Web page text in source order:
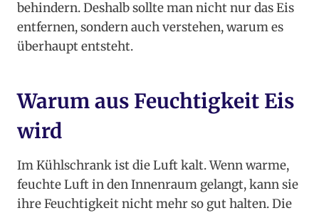
behindern. Deshalb sollte man nicht nur das Eis
entfernen, sondern auch verstehen, warum es
überhaupt entsteht.
Warum aus Feuchtigkeit Eis
wird
Im Kühlschrank ist die Luft kalt. Wenn warme,
feuchte Luft in den Innenraum gelangt, kann sie
ihre Feuchtigkeit nicht mehr so gut halten. Die